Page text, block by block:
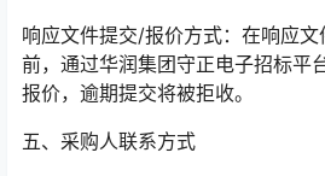
响应文件提交/报价方式：在响应
前，通过华润集团守正电子招标平
报价，逾期提交将被拒收。
五、采购人联系方式